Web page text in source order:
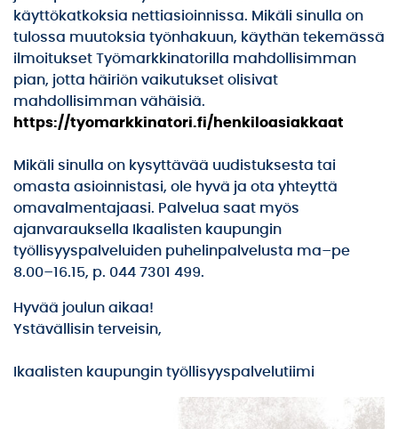
käyttökatkoksia nettiasioinnissa. Mikäli sinulla on
tulossa muutoksia työnhakuun, käythän tekemässä
ilmoitukset Työmarkkinatorilla mahdollisimman
pian, jotta häiriön vaikutukset olisivat
mahdollisimman vähäisiä.
https://tyomarkkinatori.fi/henkiloasiakkaat
Mikäli sinulla on kysyttävää uudistuksesta tai
omasta asioinnistasi, ole hyvä ja ota yhteyttä
omavalmentajaasi. Palvelua saat myös
ajanvarauksella Ikaalisten kaupungin
työllisyyspalveluiden puhelinpalvelusta ma–pe
8.00–16.15, p. 044 7301 499.
Hyvää joulun aikaa!
Ystävällisin terveisin,
Ikaalisten kaupungin työllisyyspalvelutiimi